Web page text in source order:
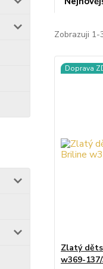
Zobrazuji 1-
Doprava
Zlatý
w369-